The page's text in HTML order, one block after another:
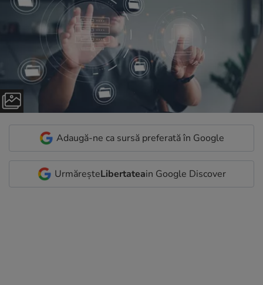
Adaugă-ne ca sursă preferată în Google
UrmăreșteLibertateain Google Discover